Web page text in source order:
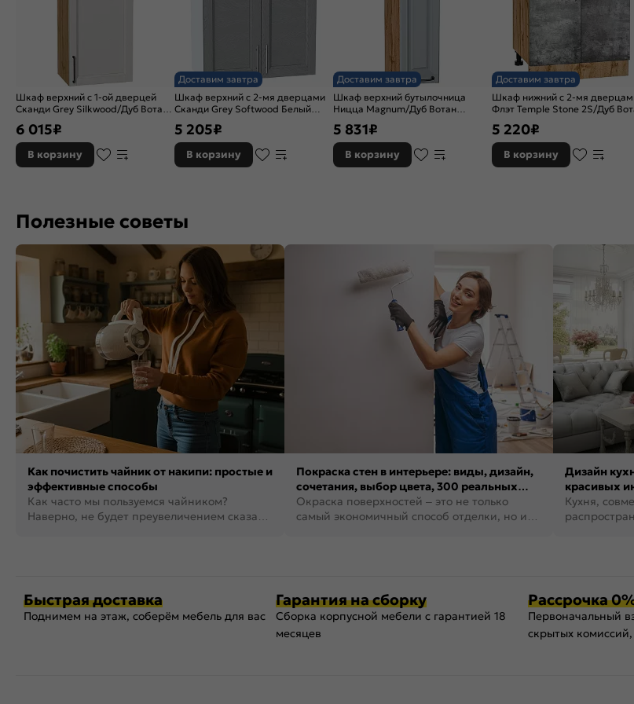
Шкаф верхний с 1-ой дверцей
Сканди Grey Silkwood/Дуб Вотан
6 015₽
В корзину
Доставим завтра
Шкаф верхний с 2-мя дверцами
Сканди Grey Softwood Белый
5 205₽
В корзину
Доставим завтра
Шкаф верхний бутылочница
Ницца Magnum/Дуб Вотан
5 831₽
В корзину
Доставим завтра
Шкаф нижний с 2-мя
Флэт Temple Stone 2S/Дуб
5 220₽
В корзину
Полезные советы
Как почистить чайник от накипи: простые и
эффективные способы
Как часто мы пользуемся чайником?
Наверно, не будет преувеличением сказать,
Покраска стен в интерьере: виды, дизайн,
сочетания, выбор цвета, 300 реальных
фото
Окраска поверхностей – это не только
самый экономичный способ отделки, но и
Дизайн
красивых
Кухня,
Быстрая доставка
Поднимем на этаж, соберём мебель для вас
Гарантия на сборку
Сборка корпусной мебели с гарантией 18
месяцев
Рассрочка
Первоначальный
скрытых